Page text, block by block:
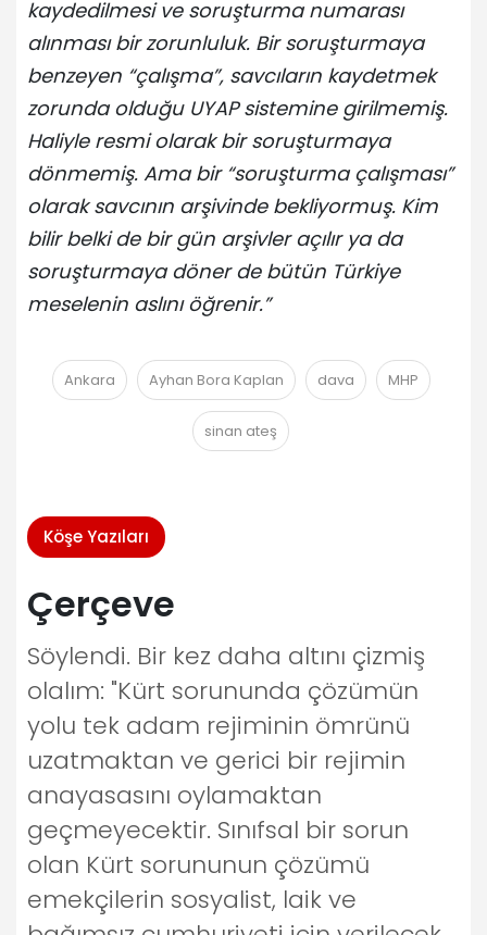
kaydedilmesi ve soruşturma numarası
alınması bir zorunluluk. Bir soruşturmaya
benzeyen “çalışma”, savcıların kaydetmek
zorunda olduğu UYAP sistemine girilmemiş.
Haliyle resmi olarak bir soruşturmaya
dönmemiş. Ama bir “soruşturma çalışması”
olarak savcının arşivinde bekliyormuş. Kim
bilir belki de bir gün arşivler açılır ya da
soruşturmaya döner de bütün Türkiye
meselenin aslını öğrenir.”
Ankara Ayhan Bora Kaplan dava MHP
sinan ateş
Köşe Yazıları
Çerçeve
Söylendi. Bir kez daha altını çizmiş
olalım: "Kürt sorununda çözümün
yolu tek adam rejiminin ömrünü
uzatmaktan ve gerici bir rejimin
anayasasını oylamaktan
geçmeyecektir. Sınıfsal bir sorun
olan Kürt sorununun çözümü
emekçilerin sosyalist, laik ve